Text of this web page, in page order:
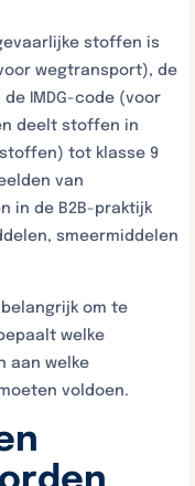
stoffen is
wegtransport), de
IMDG-code (voor
deelt stoffen in
tot klasse 9
van
in de B2B-praktijk
smeermiddelen
om te
welke
aan welke
voldoen.